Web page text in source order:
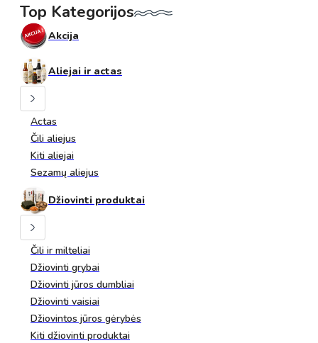
Top Kategorijos
Akcija
Aliejai ir actas
Actas
Čili aliejus
Kiti aliejai
Sezamų aliejus
Džiovinti produktai
Čili ir milteliai
Džiovinti grybai
Džiovinti jūros dumbliai
Džiovinti vaisiai
Džiovintos jūros gėrybės
Kiti džiovinti produktai